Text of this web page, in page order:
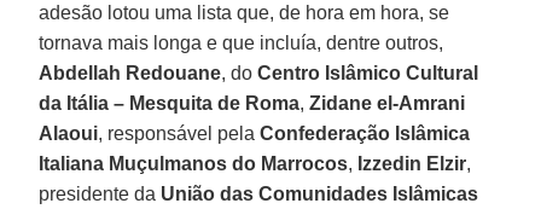
adesão lotou uma lista que, de hora em hora, se
tornava mais longa e que incluía, dentre outros,
Abdellah Redouane, doCentro Islâmico Cultural
da Itália – Mesquita de Roma,Zidane el-Amrani
Alaoui, responsável pelaConfederação Islâmica
Italiana Muçulmanos do Marrocos, Izzedin Elzir,
presidente da União das Comunidades Islâmicas